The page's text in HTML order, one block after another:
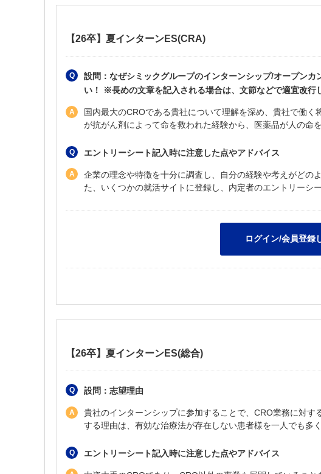
【26卒】夏インターンES(CRA)
設問：なぜシミックグループのインターンシップ/オープン
い！ ※長めの文章を記入される場合は、文節などで適宜改行
国内最大のCROである貴社について理解を深め、貴社で働
が抗がん剤によって命を救われた経験から、医薬品が人の命
エントリーシート記入時に注意した点やアドバイス
企業の理念や特徴を十分に調査し、自分の経験や考えがどの
た、いくつかの就活サイトに登録し、内定者のエントリーシ
【26卒】夏インターンES(総合)
設問：志望理由
貴社のインターンシップに参加することで、CRO業務に対
する理由は、有効な治療法が存在しない患者様を一人でも多
エントリーシート記入時に注意した点やアドバイス